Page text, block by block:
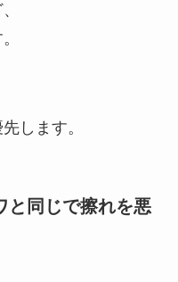
します。
と同じで擦れを悪